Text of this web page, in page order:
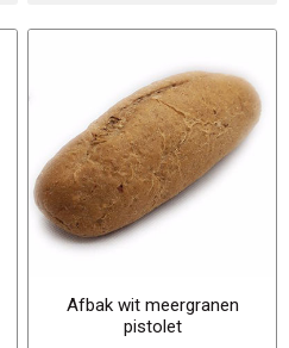
Afbak wit meergranen
pistolet